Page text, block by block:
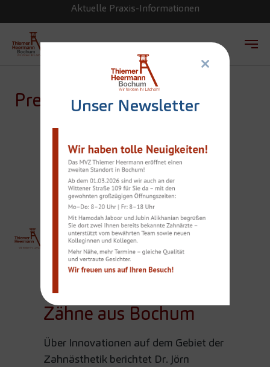
Zum Hauptinhalt springen
Aktuelle Praxis-Informationen
Unser Newsletter
×
Presse
ÄSTHETIK: PERFEKTE
ZÄHNE AUS BOCHUM
THIEMER
Team
Ästhetik: Perfekte
Zähne aus Bochum
Über Innovationen auf dem Gebiet der
Zahnästhetik berichtet Dr. Jörn